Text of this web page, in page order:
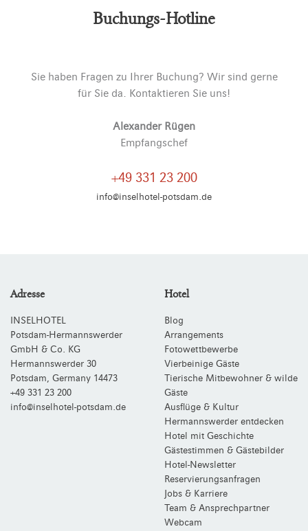
Buchungs-Hotline
Sie haben Fragen zu Ihrer Buchung? Wir sind gerne
für Sie da. Kontaktieren Sie uns!
Alexander Rügen
Empfangschef
+49 331 23 200
info@inselhotel-potsdam.de
Adresse
INSELHOTEL
Potsdam-Hermannswerder
GmbH & Co. KG
Hermannswerder 30
Potsdam, Germany 14473
+49 331 23 200
info@inselhotel-potsdam.de
Hotel
Blog
Arrangements
Fotowettbewerbe
Vierbeinige Gäste
Tierische Mitbewohner & wilde
Gäste
Ausflüge & Kultur
Hermannswerder entdecken
Hotel mit Geschichte
Gästestimmen & Gästebilder
Hotel-Newsletter
Reservierungsanfragen
Jobs & Karriere
Team & Ansprechpartner
Webcam